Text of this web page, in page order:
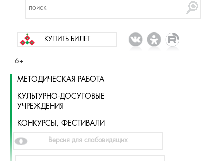
КУПИТЬ БИЛЕТ
6+
МЕТОДИЧЕСКАЯ РАБОТА
КУЛЬТУРНО-ДОСУГОВЫЕ
УЧРЕЖДЕНИЯ
КОНКУРСЫ, ФЕСТИВАЛИ
Версия для слабовидящих